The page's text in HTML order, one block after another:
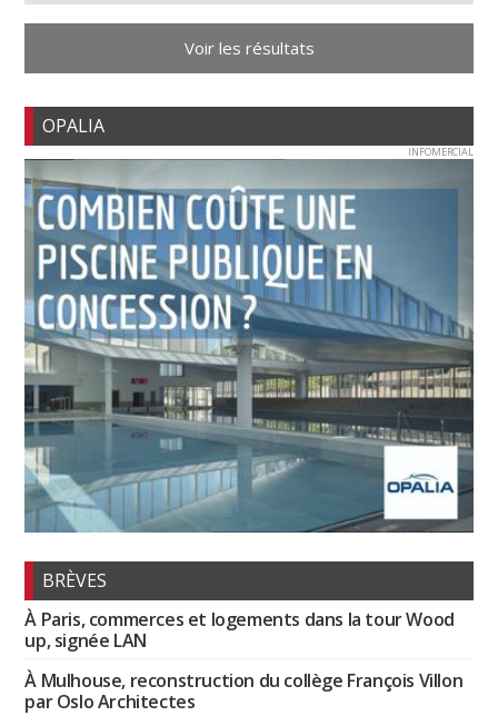
Voir les résultats
OPALIA
INFOMERCIAL
BRÈVES
À Paris, commerces et logements dans la tour Wood
up, signée LAN
À Mulhouse, reconstruction du collège François Villon
par Oslo Architectes